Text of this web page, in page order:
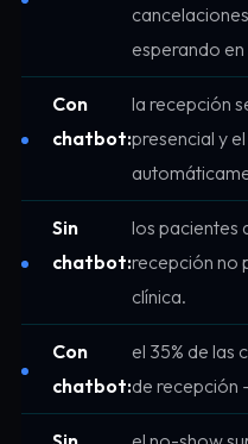
esperando en
Con
chatbot:
la recepción
presencial y
Sin
chatbot:
los pacientes
recepción no
clínica.
Con
chatbot:
el 35% de las
de recepción